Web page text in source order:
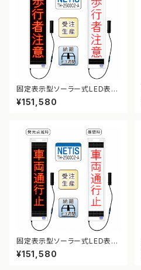
固定表示型ソーラー式LED表示
板 ドットサイン【歩行者注意】【N
ETIS登録】
¥151,580
固定表示型ソーラー式LED表示
板 ドットサイン【車両通行止】【N
ETIS登録】
¥151,580